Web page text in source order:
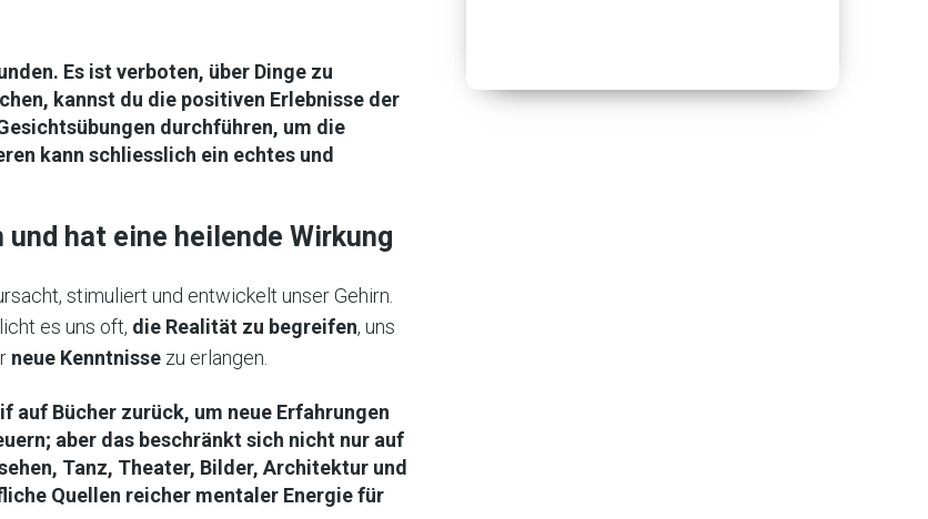
Es ist verboten, über Dinge zu
kannst du die positiven Erlebnisse der
durchführen, um die
kann schliesslich ein echtes und
hat eine heilende Wirkung
stimuliert und entwickelt unser Gehirn.
es uns oft, die Realität zu begreifen, uns
neue Kenntnisse zu erlangen.
auf Bücher zurück, um neue Erfahrungen
aber das beschränkt sich nicht nur auf
Tanz, Theater, Bilder, Architektur und
Quellen reicher mentaler Energie für